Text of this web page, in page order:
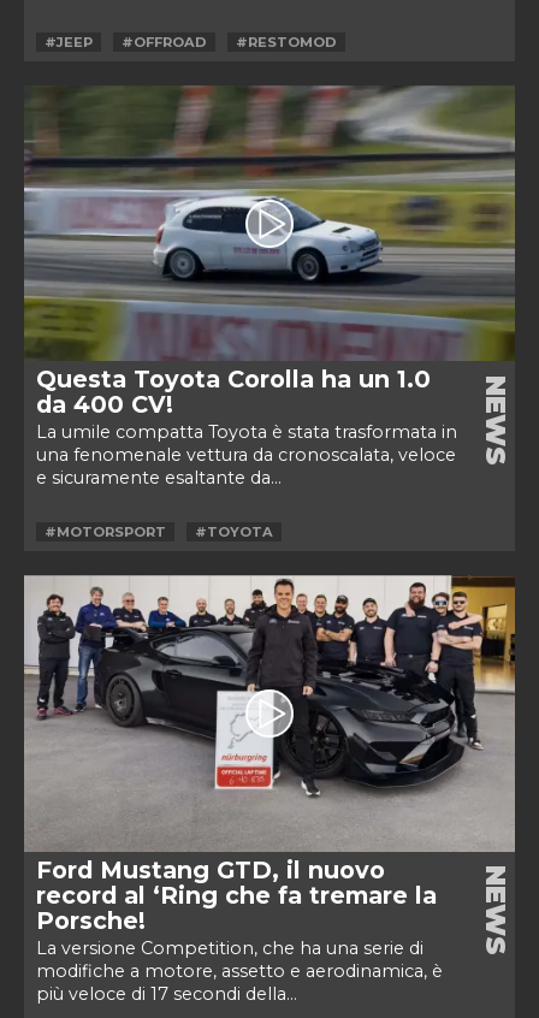
#JEEP #OFFROAD #RESTOMOD
Questa Toyota Corolla ha un 1.0
da 400 CV!
La umile compatta Toyota è stata trasformata in
una fenomenale vettura da cronoscalata, veloce
e sicuramente esaltante da...
NEWS
#MOTORSPORT #TOYOTA
Ford Mustang GTD, il nuovo
record al ‘Ring che fa tremare la
Porsche!
La versione Competition, che ha una serie di
modifiche a motore, assetto e aerodinamica, è
più veloce di 17 secondi della...
NEWS